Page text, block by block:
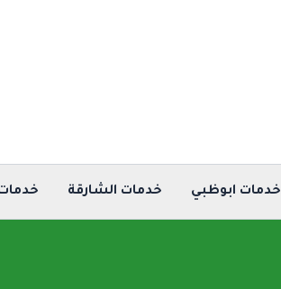
خدمات ابوظبي خدمات الشارقة